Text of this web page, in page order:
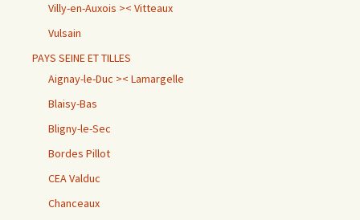
Villy-en-Auxois >< Vitteaux
Vulsain
PAYS SEINE ET TILLES
Aignay-le-Duc >< Lamargelle
Blaisy-Bas
Bligny-le-Sec
Bordes Pillot
CEA Valduc
Chanceaux